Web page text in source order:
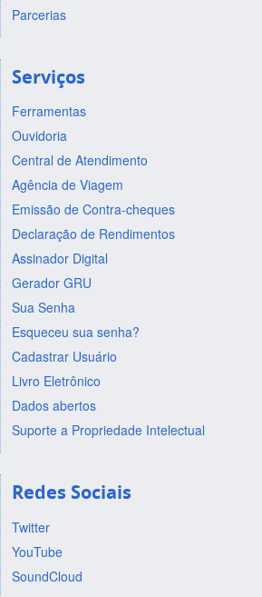
Parcerias
Serviços
Ferramentas
Ouvidoria
Central de Atendimento
Agência de Viagem
Emissão de Contra-cheques
Declaração de Rendimentos
Assinador Digital
Gerador GRU
Sua Senha
Esqueceu sua senha?
Cadastrar Usuário
Livro Eletrônico
Dados abertos
Suporte a Propriedade Intelectual
Redes Sociais
Twitter
YouTube
SoundCloud